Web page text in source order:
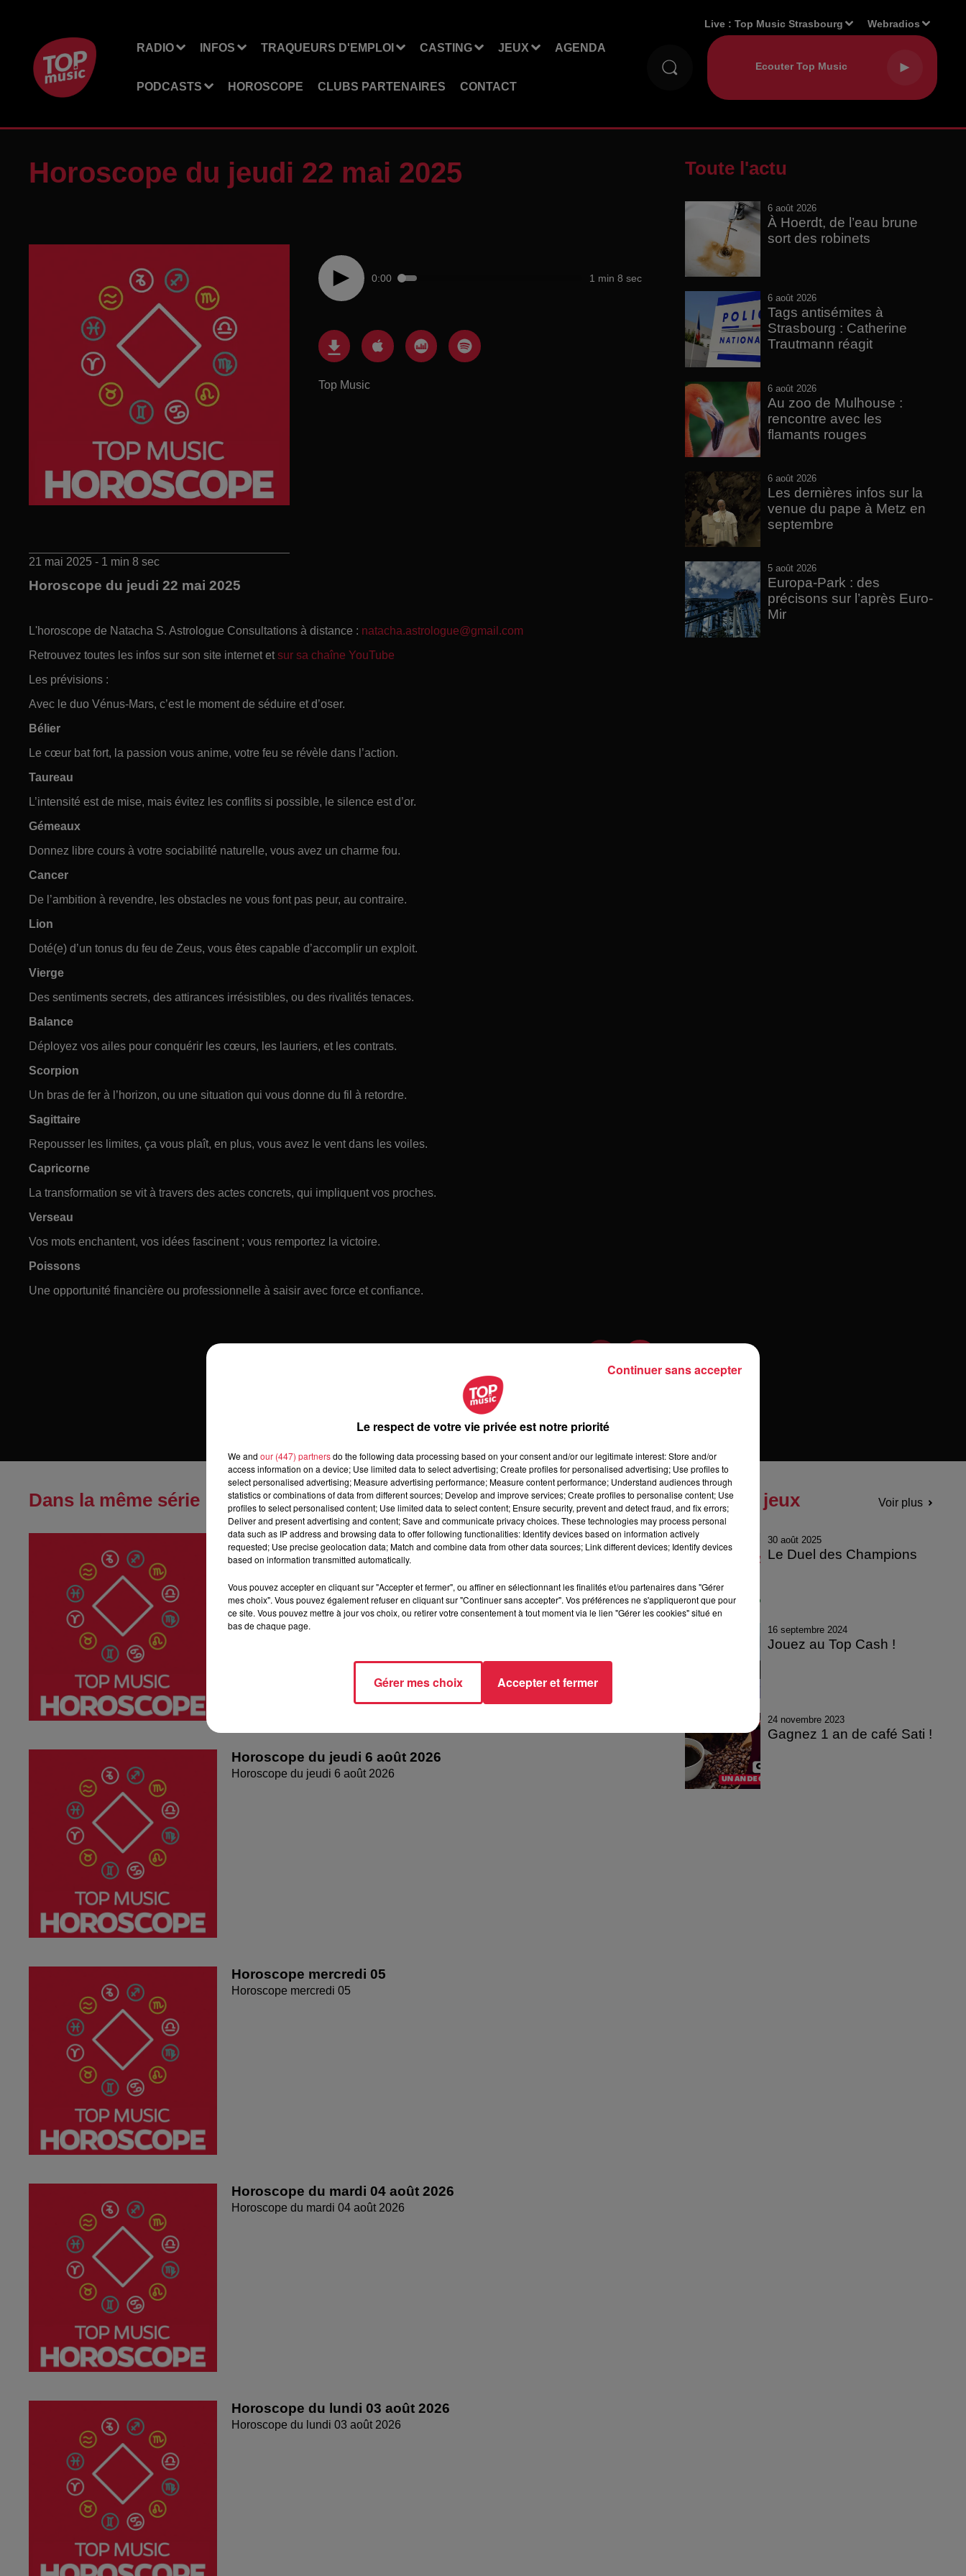
RADIO INFOS TRAQUEURS D'EMPLOI CASTING JEUX AGENDA
PODCASTS HOROSCOPE CLUBS PARTENAIRES CONTACT
Live :Top Music Strasbourg Webradios
Horoscope du jeudi 22 mai 2025
0:00 1 min 8 sec
Top Music
21 mai 2025 - 1 min 8 sec
Horoscope du jeudi 22 mai 2025
L'horoscope de Natacha S. Astrologue Consultations à distance : natacha.astrologue@gmail.com
Retrouvez toutes les infos sur son site internet et sur sa chaîne YouTube
Les prévisions :
Avec le duo Vénus-Mars, c’est le moment de séduire et d’oser.
Bélier
Le cœur bat fort, la passion vous anime, votre feu se révèle dans l’action.
Taureau
L’intensité est de mise, mais évitez les conflits si possible, le silence est d’or.
Gémeaux
Donnez libre cours à votre sociabilité naturelle, vous avez un charme fou.
Cancer
De l’ambition à revendre, les obstacles ne vous font pas peur, au contraire.
Lion
Doté(e) d’un tonus du feu de Zeus, vous êtes capable d’accomplir un exploit.
Vierge
Des sentiments secrets, des attirances irrésistibles, ou des rivalités tenaces.
Balance
Déployez vos ailes pour conquérir les cœurs, les lauriers, et les contrats.
Scorpion
Un bras de fer à l’horizon, ou une situation qui vous donne du fil à retordre.
Sagittaire
Repousser les limites, ça vous plaît, en plus, vous avez le vent dans les voiles.
Capricorne
La transformation se vit à travers des actes concrets, qui impliquent vos proches.
Verseau
Vos mots enchantent, vos idées fascinent ; vous remportez la victoire.
Poissons
Une opportunité financière ou professionnelle à saisir avec force et confiance.
Toute l'actu
6 août 2026
À Hoerdt, de l’eau brune
sort des robinets
6 août 2026
Tags antisémites à
Strasbourg : Catherine
Trautmann réagit
6 août 2026
Au zoo de Mulhouse :
rencontre avec les
flamants rouges
6 août 2026
Les dernières infos sur la
venue du pape à Metz en
septembre
5 août 2026
Europa-Park : des
précisons sur l’après Euro-
Mir
Dans la même série
Horoscope du vendredi 07 août 2026
Horoscope du vendredi 07 août 2026
Horoscope du jeudi 6 août 2026
Horoscope du jeudi 6 août 2026
Horoscope mercredi 05
Horoscope mercredi 05
Horoscope du mardi 04 août 2026
Horoscope du mardi 04 août 2026
Horoscope du lundi 03 août 2026
Horoscope du lundi 03 août 2026
Tous les jeux Voir plus
30 août 2025
Le Duel des Champions
16 septembre 2024
Jouez au Top Cash !
24 novembre 2023
Gagnez 1 an de café Sati !
Le respect de votre vie privée est notre priorité
We and our (447) partnersdo the following data processing based on your consent and/or our legitimate interest: Store and/or
access information on a device; Use limited data to select advertising; Create profiles for personalised advertising; Use profiles to
select personalised advertising; Measure advertising performance; Measure content performance; Understand audiences through
statistics or combinations of data from different sources; Develop and improve services; Create profiles to personalise content; Use
profiles to select personalised content; Use limited data to select content; Ensure security, prevent and detect fraud, and fix errors;
Deliver and present advertising and content; Save and communicate privacy choices. These technologies may process personal
data such as IP address and browsing data to offer following functionalities: Identify devices based on information actively
requested; Use precise geolocation data; Match and combine data from other data sources; Link different devices; Identify devices
based on information transmitted automatically.
Vous pouvez accepter en cliquant sur "Accepter et fermer", ou affiner en sélectionnant les finalités et/ou partenaires dans "Gérer
mes choix". Vous pouvez également refuser en cliquant sur "Continuer sans accepter". Vos préférences ne s'appliqueront que pour
ce site. Vous pouvez mettre à jour vos choix, ou retirer votre consentement à tout moment via le lien "Gérer les cookies" situé en
bas de chaque page.
Gérer mes choix Accepter et fermer
Continuer sans accepter